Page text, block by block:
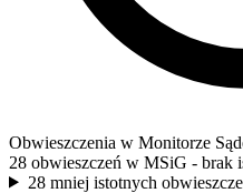
Obwieszczenia w Monitorze
28 obwieszczeń w MSiG - brak
28 mniej istotnych